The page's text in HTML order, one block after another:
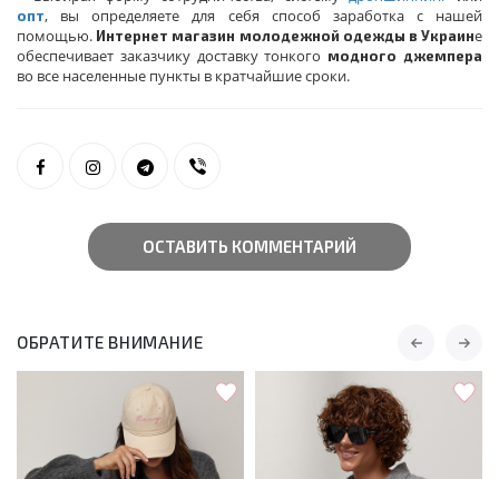
опт, вы определяете для себя способ заработка с нашей
помощью. Интернет магазин молодежной одежды в Украине
обеспечивает заказчику доставку тонкого модного джемпера
во все населенные пункты в кратчайшие сроки.
ОСТАВИТЬ КОММЕНТАРИЙ
ОБРАТИТЕ ВНИМАНИЕ